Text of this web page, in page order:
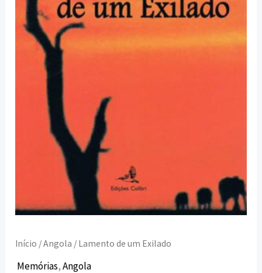
Início /Angola / Lamento de um Exilado
Memórias,Angola